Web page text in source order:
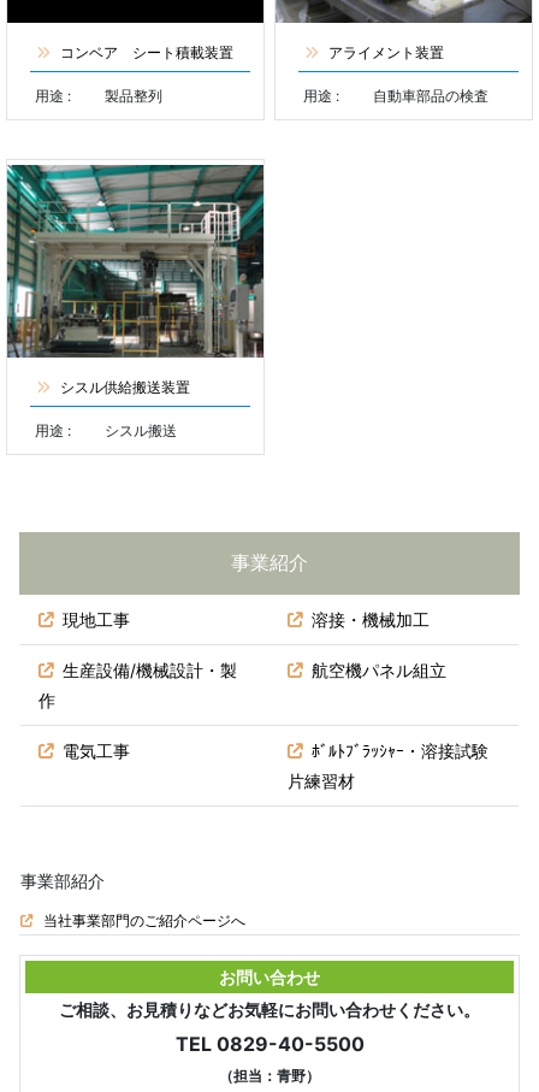
事業紹介
現地工事 溶接・機械加工
生産設備/機械設計・製
作
航空機パネル組立
電気工事
ﾎﾞﾙﾄﾌﾞﾗｯｼｬｰ・溶接試験
片練習材
事業部紹介
当社事業部門のご紹介ページへ
お問い合わせ
ご相談、お見積りなどお気軽にお問い合わせください。
TEL 0829-40-5500
（担当：青野）
コンベア シート積載装置
用途 : 製品整列
アライメント装置
用途 : 自動車部品の検査
シスル供給搬送装置
用途 : シスル搬送